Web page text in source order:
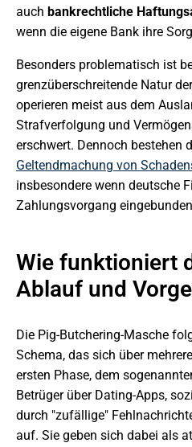
auch bankrechtliche
wenn die eigene Bank ihre
Besonders problematisch ist
grenzüberschreitende Natur
operieren meist aus dem
Strafverfolgung und
erschwert. Dennoch bestehen
Geltendmachung von
insbesondere wenn deutsche
Zahlungsvorgang
Wie funktioniert
Ablauf und
Die Pig-Butchering-Masche
Schema, das sich über
ersten Phase, dem
Betrüger über Dating-Apps,
durch "zufällige"
auf. Sie geben sich dabei als